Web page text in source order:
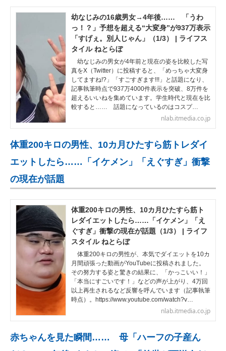
幼なじみの16歳男女→4年後…… 「うわ
っ！？」予想を超える“大変身”が937万表示
「すげぇ。別人じゃん」（1/3） | ライフス
タイル ねとらぼ
幼なじみの男女が4年前と現在の姿を比較した写
真をX（Twitter）に投稿すると、「めっちゃ大変身
してますね!?」「すごすぎます!!!」と話題になり、
記事執筆時点で937万4000件表示を突破、8万件を
超えるいいねを集めています。学生時代と現在を比
較すると…… 話題になっているのはコスプ…
nlab.itmedia.co.jp
体重200キロの男性、10カ月ひたすら筋トレダイ
エットしたら……「イケメン」「えぐすぎ」衝撃
の現在が話題
体重200キロの男性、10カ月ひたすら筋ト
レダイエットしたら……「イケメン」「え
ぐすぎ」衝撃の現在が話題（1/3） | ライフ
スタイル ねとらぼ
体重200キロの男性が、本気でダイエットを10カ
月間頑張った動画がYouTubeに投稿されました。
その努力する姿と驚きの結果に、「かっこいい！」
「本当にすごいです！」などの声が上がり、4万回
以上再生されるなど反響を呼んでいます（記事執筆
時点）。https://www.youtube.com/watch?v…
nlab.itmedia.co.jp
赤ちゃんを見た瞬間…… 母「ハーフの子産ん